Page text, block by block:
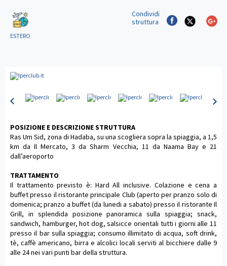
ESTERO
Condividi
struttura
POSIZIONE E DESCRIZIONE STRUTTURA
Ras Um Sid, zona di Hadaba, su una scogliera sopra la spiaggia, a 1,5
km da Il Mercato, 3 da Sharm Vecchia, 11 da Naama Bay e 21
dall’aeroporto
TRATTAMENTO
Il trattamento previsto è: Hard All inclusive. Colazione e cena a
buffet presso il ristorante principale Club (aperto per pranzo solo di
domenica; pranzo a buffet (da lunedi a sabato) presso il ristorante Il
Grill, in splendida posizione panoramica sulla spiaggia; snack,
sandwich, hamburger, hot dog, salsicce orientali tutti i giorni alle 11
presso il bar sulla spiaggia; consumo illimitato di acqua, soft drink,
tè, caffè americano, birra e alcolici locali serviti al bicchiere dalle 9
alle 24 nei vari punti bar della struttura.